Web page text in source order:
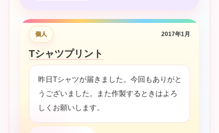
個人 2017年1月
Tシャツプリント
昨日Tシャツが届きました。今回もありがと
うございました。また作製するときはよろ
しくお願いします。